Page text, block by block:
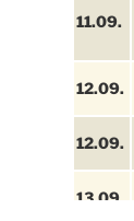
11.09.
12.09.
12.09.
13.09.